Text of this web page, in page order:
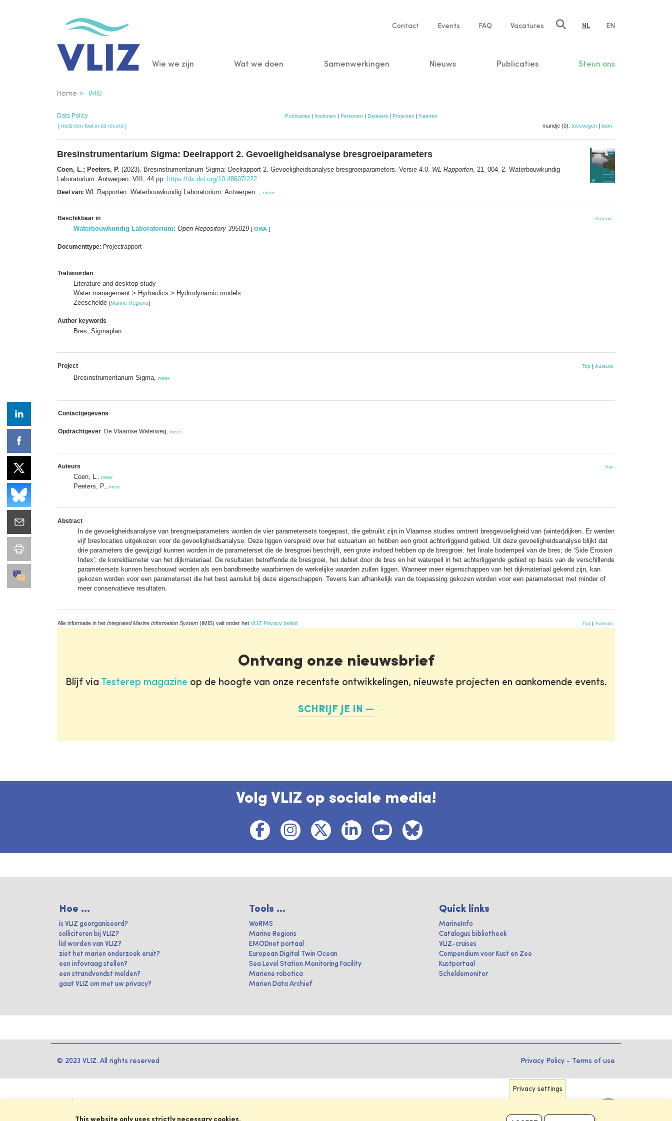
Service
Contact Events FAQ Vacatures NL EN
Main
Wie we zijn Wat we doen Samenwerkingen Nieuws Publicaties Steun ons
Kruimelpad
Home IMIS
Data Policy Publicaties| Instituten | Personen | Datasets| Projecten | Kaarten
[ meld een fout in dit record ] mandje (0): toevoegen | toon
Bresinstrumentarium Sigma: Deelrapport 2. Gevoeligheidsanalyse bresgroeiparameters
Coen, L.; Peeters, P. (2023). Bresinstrumentarium Sigma: Deelrapport 2. Gevoeligheidsanalyse bresgroeiparameters. Versie 4.0. WL Rapporten , 21_004_2. Waterbouwkundig
Laboratorium: Antwerpen. VIII, 44 pp.
https://dx.doi.org/10.48607/222
Deel van: WL Rapporten. Waterbouwkundig Laboratorium: Antwerpen. , meer
Beschikbaar in Auteurs
Waterbouwkundig Laboratorium: Open Repository 395019 [ OWA ]
Documenttype: Projectrapport
Trefwoorden
Literature and desktop study
Water management > Hydraulics > Hydrodynamic models
Zeeschelde [Marine Regions]
Author keywords
Bres; Sigmaplan
Project Top | Auteurs
Bresinstrumentarium Sigma, meer
Contactgegevens
Opdrachtgever: De Vlaamse Waterweg meer
Auteurs Top
Coen, L. meer
Peeters, P. meer
Abstract
In de gevoeligheidsanalyse van bresgroeiparameters worden de vier parametersets toegepast, die gebruikt zijn in Vlaamse studies omtrent bresgevoeligheid van (winter)dijken. Er werden
vijf breslocaties uitgekozen voor de gevoeligheidsanalyse. Deze liggen verspreid over het estuarium en hebben een groot achterliggend gebied. Uit deze gevoeligheidsanalyse blijkt dat
drie parameters die gewijzigd kunnen worden in de parameterset die de bresgroei beschrijft, een grote invloed hebben op de bresgroei: het finale bodempeil van de bres; de ‘Side Erosion
Index’; de korreldiameter van het dijkmateriaal. De resultaten betreffende de bresgroei, het debiet door de bres en het waterpeil in het achterliggende gebied op basis van de verschillende
parametersets kunnen beschouwd worden als een bandbreedte waarbinnen de werkelijke waarden zullen liggen. Wanneer meer eigenschappen van het dijkmateriaal gekend zijn, kan
gekozen worden voor een parameterset die het best aansluit bij deze eigenschappen. Tevens kan afhankelijk van de toepassing gekozen worden voor een parameterset met minder of
meer conservatieve resultaten.
Alle informatie in het Integrated Marine Information System (IMIS) valt onder het VLIZ Privacy beleid Top | Auteurs
Ontvang onze nieuwsbrief
Blijf via Testerep magazine op de hoogte van onze recentste ontwikkelingen, nieuwste projecten en aankomende events.
SCHRIJF JE IN
Volg VLIZ op sociale media!
Hoe ...
is VLIZ georganiseerd?
solliciteren bij VLIZ?
lid worden van VLIZ?
ziet het marien onderzoek eruit?
een infovraag stellen?
een strandvondst melden?
gaat VLIZ om met uw privacy?
Tools ...
WoRMS
Marine Regions
EMODnet portaal
European Digital Twin Ocean
Sea Level Station Monitoring Facility
Mariene robotica
Marien Data Archief
Quick links
MarineInfo
Catalogus bibliotheek
VLIZ-cruises
Compendium voor Kust en Zee
Kustportaal
Scheldemonitor
© 2023 VLIZ. All rights reserved Privacy Policy - Terms of use
Privacy settings
This website only uses strictly necessary cookies.